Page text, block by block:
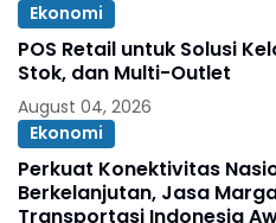
Ekonomi
POS Retail untuk Solusi
Stok, dan Multi-Outlet
August 04, 2026
Ekonomi
Perkuat Konektivitas
Berkelanjutan, Jasa
Transportasi Indonesia